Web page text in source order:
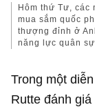
Hôm thứ Tư, các
mua sắm quốc
thượng đỉnh ở
năng lực quân
Trong một
Rutte đánh